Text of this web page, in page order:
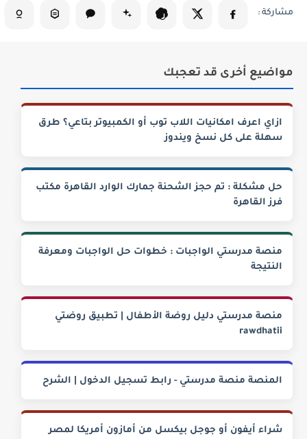
مواضيع أخرى قد تعجبك
ازاي اعرف امكانيات اللاب توب أو الكمبيوتر بتاعي؟ طرق
سهلة على كل نسخ ويندوز
حل مشكلة : تم حجز الشحنة جمارك الوارد القاهرة مكتب
فرز القاهرة
منصة مدرستي الواجبات : خطوات حل الواجبات ومعرفة
النتيجة
منصة مدرستي دليل روضة الأطفال | تطبيق روضتي
rawdhatii
المنصة منصة مدرستي - رابط تسجيل الدخول | الشرح
شراء أيفون أو جوجل بيكسل من أمازون أمريكا لمصر